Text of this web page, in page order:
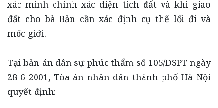
xác minh chính xác diện tích đất và khi giao
đất cho bà Bản cần xác định cụ thể lối đi và
mốc giới.
Tại bản án dân sự phúc thẩm số 105/DSPT ngày
28-6-2001, Tòa án nhân dân thành phố Hà Nội
quyết định: